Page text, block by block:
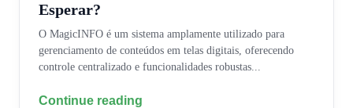
Esperar?
O MagicINFO é um sistema amplamente utilizado para
gerenciamento de conteúdos em telas digitais, oferecendo
controle centralizado e funcionalidades robustas...
Continue reading